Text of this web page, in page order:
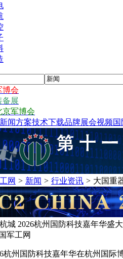
博会
备展
京军博会
新闻方案技术下载品牌展会视频国
网 > 新闻 > 行业资讯 > 大国重
城 2026杭州国防科技嘉年华盛
军工网
杭州国防科技嘉年华在杭州国